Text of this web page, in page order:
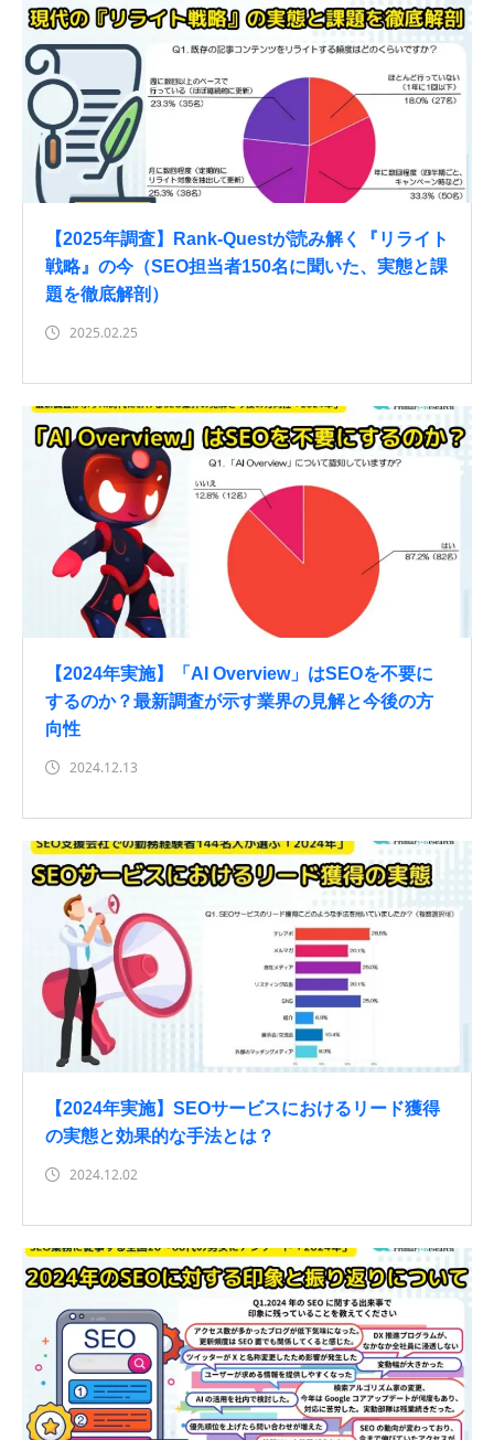
【2025年調査】Rank-Questが読み解く『リライト
戦略』の今（SEO担当者150名に聞いた、実態と課
題を徹底解剖）
2025.02.25
【2024年実施】「AI Overview」はSEOを不要に
するのか？最新調査が示す業界の見解と今後の方
向性
2024.12.13
【2024年実施】SEOサービスにおけるリード獲得
の実態と効果的な手法とは？
2024.12.02